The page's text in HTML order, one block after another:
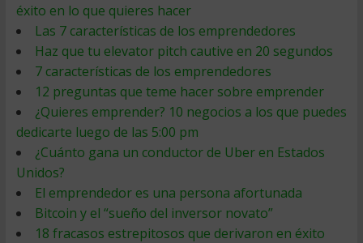
éxito en lo que quieres hacer
Las 7 características de los emprendedores
Haz que tu elevator pitch cautive en 20 segundos
7 características de los emprendedores
12 preguntas que teme hacer sobre emprender
¿Quieres emprender? 10 negocios a los que puedes
dedicarte luego de las 5:00 pm
¿Cuánto gana un conductor de Uber en Estados
Unidos?
El emprendedor es una persona afortunada
Bitcoin y el “sueño del inversor novato”
18 fracasos estrepitosos que derivaron en éxito